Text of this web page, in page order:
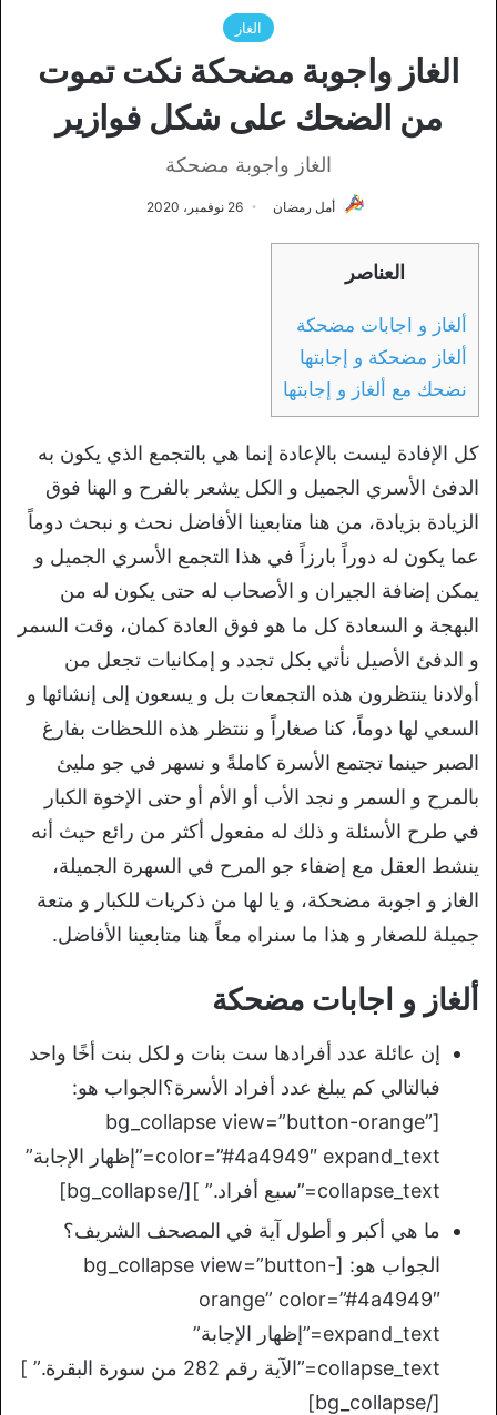
الغاز
الغاز واجوبة مضحكة نكت تموت
من الضحك على شكل فوازير
الغاز واجوبة مضحكة
أمل رمضان 26 نوفمبر، 2020
العناصر
ألغاز و اجابات مضحكة
ألغاز مضحكة و إجابتها
نضحك مع ألغاز و إجابتها
كل الإفادة ليست بالإعادة إنما هي بالتجمع الذي يكون به
الدفئ الأسري الجميل و الكل يشعر بالفرح و الهنا فوق
الزيادة بزيادة، من هنا متابعينا الأفاضل نحث و نبحث دوماً
عما يكون له دوراً بارزاً في هذا التجمع الأسري الجميل و
يمكن إضافة الجيران و الأصحاب له حتى يكون له من
البهجة و السعادة كل ما هو فوق العادة كمان، وقت السمر
و الدفئ الأصيل نأتي بكل تجدد و إمكانيات تجعل من
أولادنا ينتظرون هذه التجمعات بل و يسعون إلى إنشائها و
السعي لها دوماً، كنا صغاراً و ننتظر هذه اللحظات بفارغ
الصبر حينما تجتمع الأسرة كاملةً و نسهر في جو مليئ
بالمرح و السمر و نجد الأب أو الأم أو حتى الإخوة الكبار
في طرح الأسئلة و ذلك له مفعول أكثر من رائع حيث أنه
ينشط العقل مع إضفاء جو المرح في السهرة الجميلة،
الغاز و اجوبة مضحكة، و يا لها من ذكريات للكبار و متعة
جميلة للصغار و هذا ما سنراه معاً هنا متابعينا الأفاضل.
ألغاز و اجابات مضحكة
إن عائلة عدد أفرادها ست بنات و لكل بنت أخًا واحد
فبالتالي كم يبلغ عدد أفراد الأسرة؟الجواب هو:
[bg_collapse view=”button-orange”
color=”#4a4949″ expand_text=”إظهار الإجابة”
collapse_text=”سبع أفراد.” ][/bg_collapse]
ما هي أكبر و أطول آية في المصحف الشريف؟
الجواب هو: [bg_collapse view=”button-
orange” color=”#4a4949″
expand_text=”إظهار الإجابة”
collapse_text=”الآية رقم 282 من سورة البقرة.” ]
[/bg_collapse]